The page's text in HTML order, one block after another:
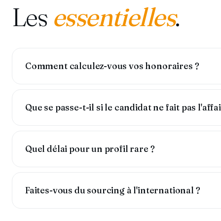
Les essentielles.
Comment calculez-vous vos honoraires ?
Que se passe-t-il si le candidat ne fait pas
Quel délai pour un profil rare ?
Faites-vous du sourcing à l'international ?